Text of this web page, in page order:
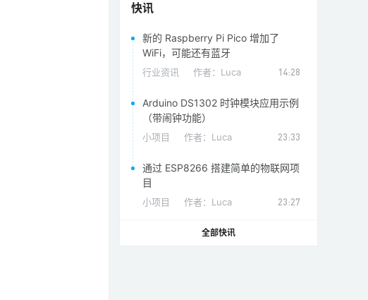
快讯
新的 Raspberry Pi Pico 增加了
WiFi，可能还有蓝牙
行业资讯 作者： Luca 14:28
Arduino DS1302 时钟模块应用示例
（带闹钟功能）
小项目 作者： Luca 23:33
通过 ESP8266 搭建简单的物联网项
目
小项目 作者： Luca 23:27
全部快讯